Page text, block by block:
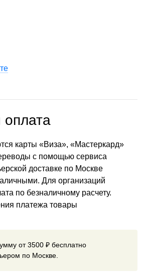
оплата
карты «Виза», «Мастеркард»
с помощью сервиса
доставке по Москве
Для организаций
по безналичному расчету.
платежа товары
от 3500 ₽ бесплатно
по Москве.